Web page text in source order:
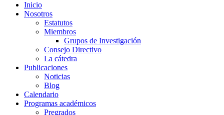
Inicio
Nosotros
Estatutos
Miembros
Grupos de Investigación
Consejo Directivo
La cátedra
Publicaciones
Noticias
Blog
Calendario
Programas académicos
Pregrados